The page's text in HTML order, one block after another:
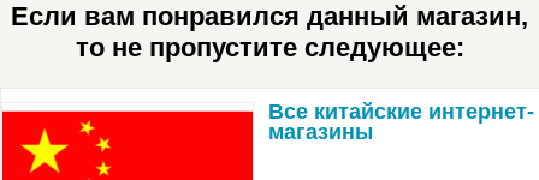
Если вам понравился данный магазин,
то не пропустите следующее:
Все китайские интернет-
магазины